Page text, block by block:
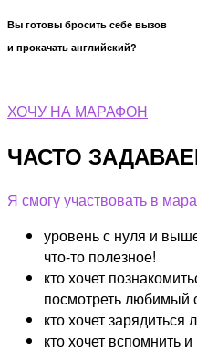
Вы готовы бросить себе вызов
и прокачать английский?
ХОЧУ НА МАРАФОН
ЧАСТО
Я смогу участвовать в
уровень с нуля и
что-то полезное!
кто хочет
посмотреть любимый
кто хочет
кто хочет вспомнить